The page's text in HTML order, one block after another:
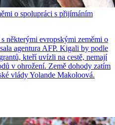
o spolupráci s přijímáním
některými evropskými zeměmi o
agentura AFP. Kigali by podle
kteří uvízli na cestě, nemají
v ohrožení. Země dohody zatím
vlády Yolande Makoloová.